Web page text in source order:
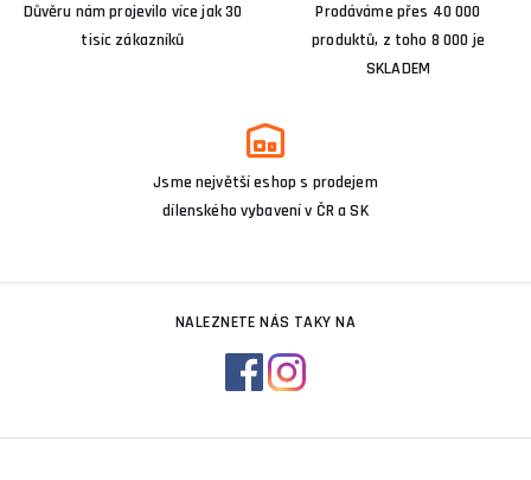
Důvěru nám projevilo více jak 30
tisíc zákazníků
Prodáváme přes 40 000
produktů, z toho 8 000 je
SKLADEM
Jsme největší eshop s prodejem
dílenského vybavení v ČR a SK
NALEZNETE NÁS TAKY NA